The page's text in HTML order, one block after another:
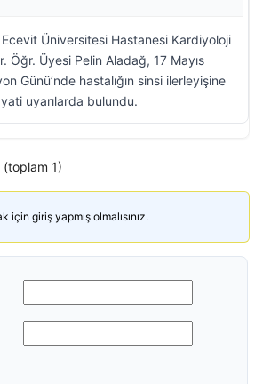
Üniversitesi Hastanesi Kardiyoloji
Öğr. Üyesi Pelin Aladağ, 17 Mayıs
Günü’nde hastalığın sinsi ilerleyişine
uyarılarda bulundu.
(toplam 1)
için giriş yapmış olmalısınız.